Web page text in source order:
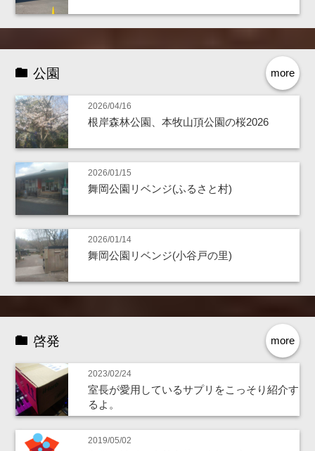
more
公園
2026/04/16
根岸森林公園、本牧山頂公園の桜2026
2026/01/15
舞岡公園リベンジ(ふるさと村)
2026/01/14
舞岡公園リベンジ(小谷戸の里)
more
啓発
2023/02/24
室長が愛用しているサプリをこっそり紹介す
るよ。
2019/05/02